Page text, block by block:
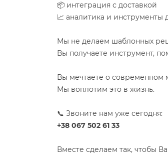
📦 интеграция с доставкой
📈 аналитика и инструменты
Мы не делаем шаблонных
Вы получаете инструмент,
Вы мечтаете о современном
Мы воплотим это в жизнь.
📞 Звоните нам уже сегодня:
+38 067 502 61 33
Вместе сделаем так, чтобы